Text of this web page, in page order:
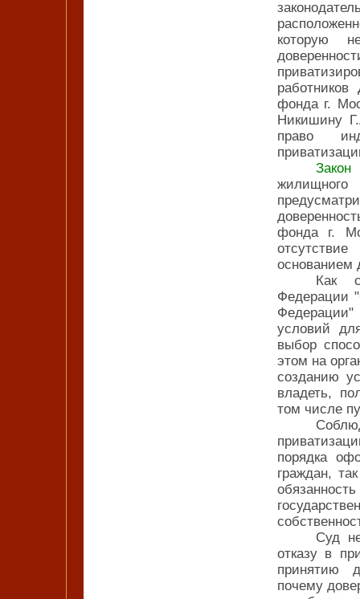
которую
фонда г.
Никишину
право
фонда г.
основанием
Как
Федерации
Федерации"
условий
выбор
этом на
созданию
владеть,
том числе
порядка
граждан,
Суд
отказу в
принятию
почему